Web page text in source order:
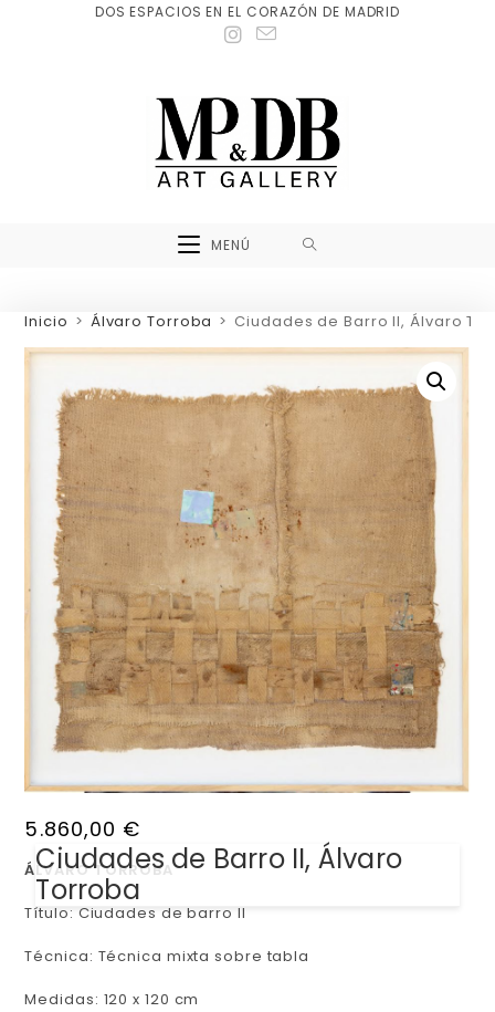
DOS ESPACIOS EN EL CORAZÓN DE MADRID
MENÚ
Inicio > Álvaro Torroba > Ciudades de Barro II, Álvaro
Ciudades de Barro II, Álvaro
Torroba
5.860,00 €
ÁLVARO TORROBA
Título: Ciudades de barro II
Técnica: Técnica mixta sobre tabla
Medidas: 120 x 120 cm